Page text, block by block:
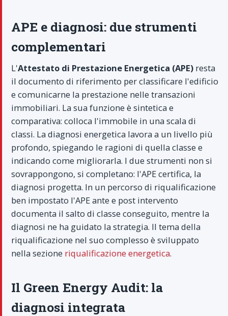
APE e diagnosi: due strumenti
complementari
L'Attestato di Prestazione Energetica (APE) resta
il documento di riferimento per classificare l'edificio
e comunicarne la prestazione nelle transazioni
immobiliari. La sua funzione è sintetica e
comparativa: colloca l'immobile in una scala di
classi. La diagnosi energetica lavora a un livello più
profondo, spiegando le ragioni di quella classe e
indicando come migliorarla. I due strumenti non si
sovrappongono, si completano: l'APE certifica, la
diagnosi progetta. In un percorso di riqualificazione
ben impostato l'APE ante e post intervento
documenta il salto di classe conseguito, mentre la
diagnosi ne ha guidato la strategia. Il tema della
riqualificazione nel suo complesso è sviluppato
nella sezione riqualificazione energetica.
Il Green Energy Audit: la
diagnosi integrata